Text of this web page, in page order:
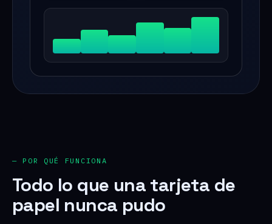
— POR QUÉ FUNCIONA
Todo lo que una tarjeta de
papel nunca pudo